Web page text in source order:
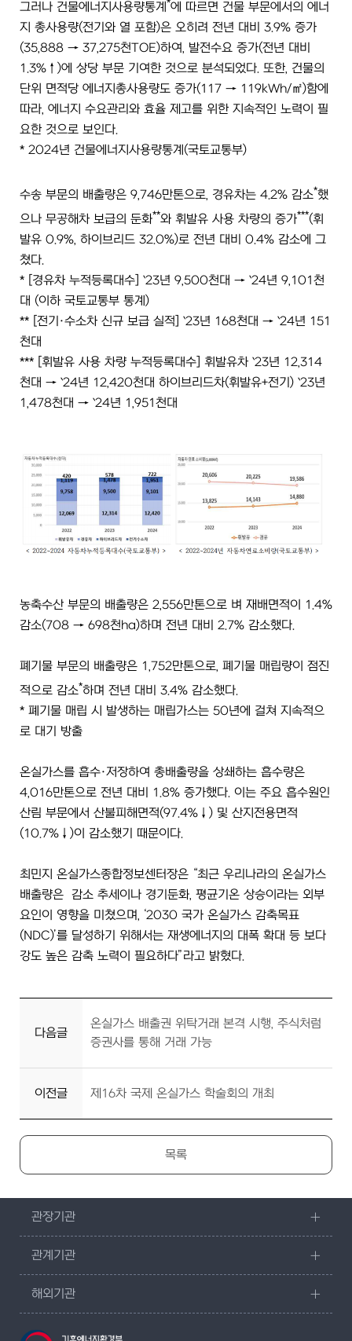
그러나 건물에너지사용량통계 *에 따르면 건물 부문에서의 에너
지 총사용량(전기와 열 포함)은 오히려 전년 대비 3.9% 증가
(35,888 → 37,275천TOE)하여, 발전수요 증가(전년 대비
1.3%↑)에 상당 부문 기여한 것으로 분석되었다. 또한, 건물의
단위 면적당 에너지총사용량도 증가(117 → 119kWh/㎡)함에
따라, 에너지 수요관리와 효율 제고를 위한 지속적인 노력이 필
요한 것으로 보인다.
* 2024년 건물에너지사용량통계(국토교통부)
수송 부문의 배출량은 9,746만톤으로, 경유차는 4.2% 감소*했
으나 무공해차 보급의 둔화**와 휘발유 사용 차량의 증가***(휘
발유 0.9%, 하이브리드 32.0%)로 전년 대비 0.4% 감소에 그
쳤다.
* [경유차 누적등록대수] `23년 9,500천대 → `24년 9,101천
대 (이하 국토교통부 통계)
** [전기·수소차 신규 보급 실적] `23년 168천대 → `24년 151
천대
*** [휘발유 사용 차량 누적등록대수] 휘발유차 `23년 12,314
천대 → `24년 12,420천대 하이브리드차(휘발유+전기) `23년
1,478천대 → `24년 1,951천대
농축수산 부문의 배출량은 2,556만톤으로 벼 재배면적이 1.4%
감소(708 → 698천ha)하며 전년 대비 2.7% 감소했다.
폐기물 부문의 배출량은 1,752만톤으로, 폐기물 매립량이 점진
적으로 감소*하며 전년 대비 3.4% 감소했다.
* 폐기물 매립 시 발생하는 매립가스는 50년에 걸쳐 지속적으
로 대기 방출
온실가스를 흡수·저장하여 총배출량을 상쇄하는 흡수량은
4,016만톤으로 전년 대비 1.8% 증가했다. 이는 주요 흡수원인
산림 부문에서 산불피해면적(97.4%↓) 및 산지전용면적
(10.7%↓)이 감소했기 때문이다.
최민지 온실가스종합정보센터장은 “최근 우리나라의 온실가스
배출량은 감소 추세이나 경기둔화, 평균기온 상승이라는 외부
요인이 영향을 미쳤으며, ‘2030 국가 온실가스 감축목표
(NDC)’를 달성하기 위해서는 재생에너지의 대폭 확대 등 보다
강도 높은 감축 노력이 필요하다”라고 밝혔다.
다음글
온실가스 배출권 위탁거래 본격 시행, 주식처럼
증권사를 통해 거래 가능
이전글 제16차 국제 온실가스 학술회의 개최
목록
관장기관
관계기관
해외기관